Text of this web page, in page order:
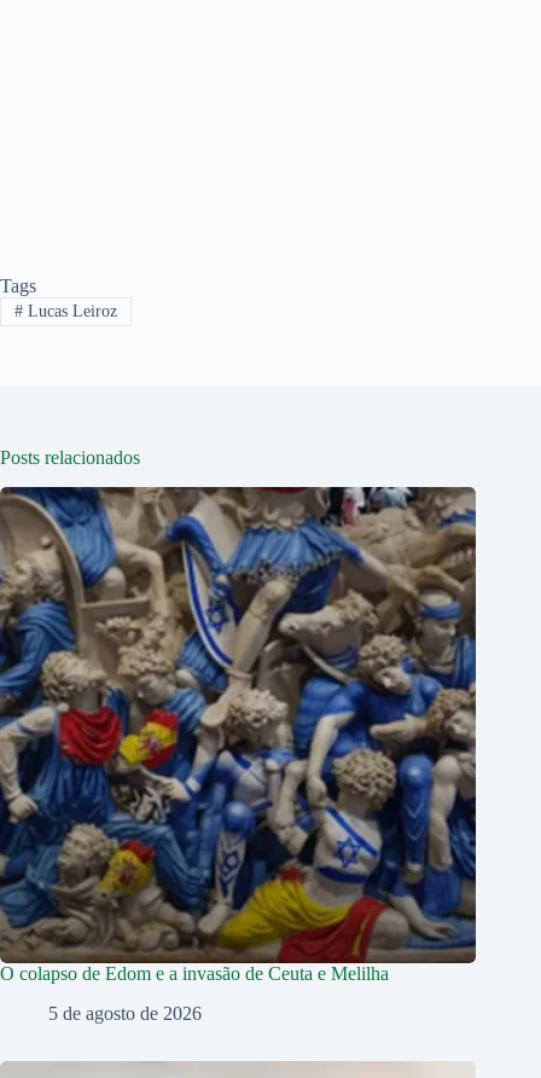
Tags
#Lucas Leiroz
Posts relacionados
O colapso de Edom e a invasão de Ceuta e Melilha
5 de agosto de 2026